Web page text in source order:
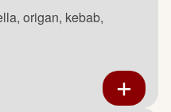
origan, kebab,